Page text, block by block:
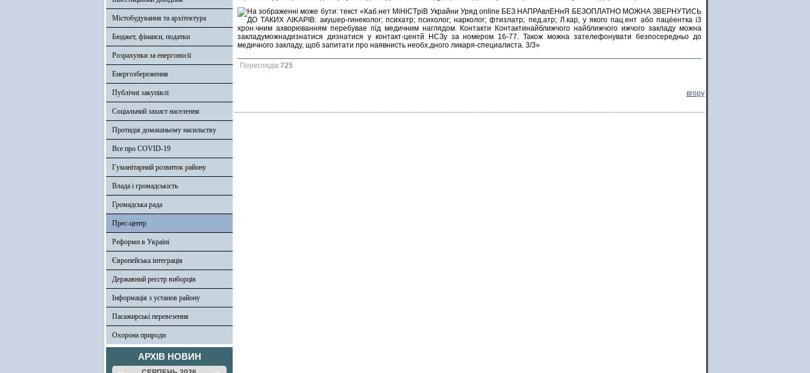
Містобудування та архітектура
Бюджет, фінанси, податки
Розрахунки за енергоносії
Енергозбереження
Публічні закупівлі
Соціальний захист населення
Протидія домашньому насильству
Все про COVID-19
Гуманітарний розвиток району
Влада і громадськість
Громадська рада
Прес-центр
Реформи в Україні
Європейська інтеграція
Державний реєстр виборців
Інформація з установ району
Пасажирські перевезення
Охорона природи
АРХІВ НОВИН
Переглядів 725
вгору